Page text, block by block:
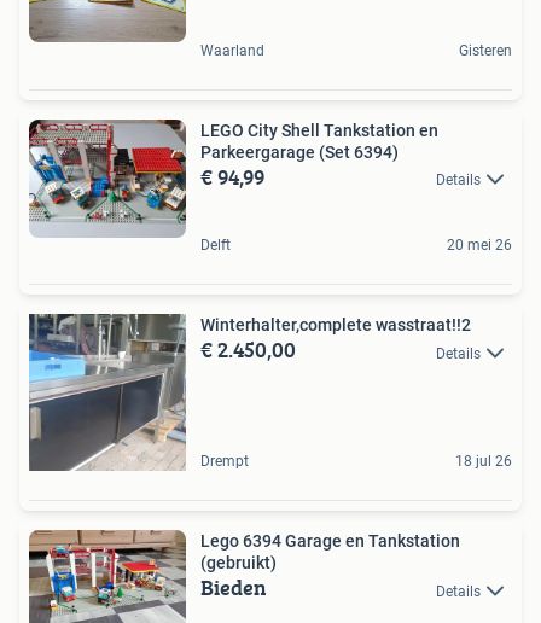
Waarland Gisteren
LEGO City Shell Tankstation en
Parkeergarage (Set 6394)
€ 94,99 Details
Delft 20 mei 26
Winterhalter,complete wasstraat!!2
€ 2.450,00 Details
Drempt 18 jul 26
Lego 6394 Garage en Tankstation
(gebruikt)
Bieden Details